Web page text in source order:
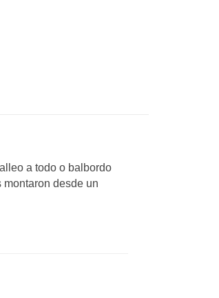
a todo o balbordo
desde un